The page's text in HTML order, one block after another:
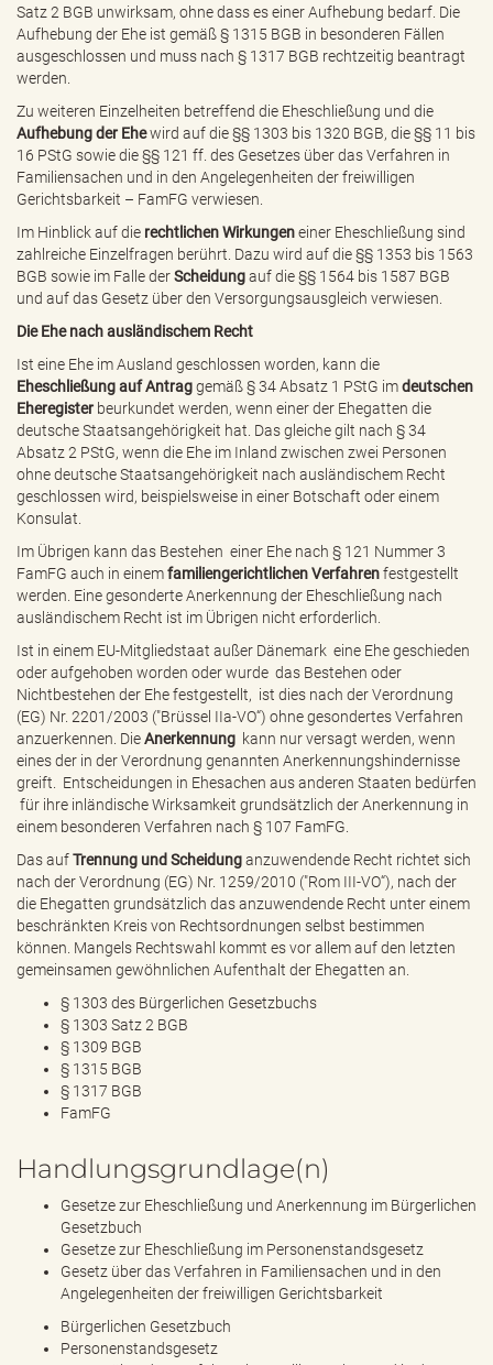
Satz 2 BGB unwirksam, ohne dass es einer Aufhebung bedarf. Die
Aufhebung der Ehe ist gemäß§ 1315 BGB in besonderen Fällen
ausgeschlossen und muss nach § 1317 BGB rechtzeitig beantragt
werden.
Zu weiteren Einzelheiten betreffend die Eheschließung und die
Aufhebung der Ehewird auf die §§ 1303 bis 1320 BGB, die §§ 11 bis
16 PStG sowie die §§ 121 ff. des Gesetzes über das Verfahren in
Familiensachen und in den Angelegenheiten der freiwilligen
Gerichtsbarkeit – FamFG verwiesen.
Im Hinblick auf die rechtlichen Wirkungeneiner Eheschließung sind
zahlreiche Einzelfragen berührt. Dazu wird auf die §§ 1353 bis 1563
BGB sowie im Falle derScheidungauf die §§ 1564 bis 1587 BGB
und auf das Gesetz über den Versorgungsausgleich verwiesen.
Die Ehe nach ausländischem Recht
Ist eine Ehe im Ausland geschlossen worden, kann die
Eheschließung auf Antraggemäß § 34 Absatz 1 PStG imdeutschen
Eheregister beurkundet werden, wenn einer der Ehegatten die
deutsche Staatsangehörigkeit hat. Das gleiche gilt nach § 34
Absatz 2 PStG, wenn die Ehe im Inland zwischen zwei Personen
ohne deutsche Staatsangehörigkeit nach ausländischem Recht
geschlossen wird, beispielsweise in einer Botschaft oder einem
Konsulat.
Im Übrigen kann das Bestehen einer Ehe nach § 121 Nummer 3
FamFG auch in einemfamiliengerichtlichen Verfahrenfestgestellt
werden. Eine gesonderte Anerkennung der Eheschließung nach
ausländischem Recht ist im Übrigen nicht erforderlich.
Ist in einem EU-Mitgliedstaat außer Dänemark eine Ehe geschieden
oder aufgehoben worden oder wurde das Bestehen oder
Nichtbestehen der Ehe festgestellt, ist dies nach der Verordnung
(EG) Nr. 2201/2003 ("Brüssel IIa-VO“) ohne gesondertes Verfahren
anzuerkennen. DieAnerkennung kann nur versagt werden, wenn
eines der in der Verordnung genannten Anerkennungshindernisse
greift. Entscheidungen in Ehesachen aus anderen Staaten bedürfen
für ihre inländische Wirksamkeit grundsätzlich der Anerkennung in
einem besonderen Verfahren nach § 107 FamFG.
Das aufTrennung und Scheidunganzuwendende Recht richtet sich
nach der Verordnung (EG) Nr. 1259/2010 ("Rom III-VO“), nach der
die Ehegatten grundsätzlich das anzuwendende Recht unter einem
beschränkten Kreis von Rechtsordnungen selbst bestimmen
können. Mangels Rechtswahl kommt es vor allem auf den letzten
gemeinsamen gewöhnlichen Aufenthalt der Ehegatten an.
§ 1303 des Bürgerlichen Gesetzbuchs
§ 1303 Satz 2 BGB
§ 1309 BGB
§ 1315 BGB
§ 1317 BGB
FamFG
Handlungsgrundlage(n)
Gesetze zur Eheschließung und Anerkennung im Bürgerlichen
Gesetzbuch
Gesetze zur Eheschließung im Personenstandsgesetz
Gesetz über das Verfahren in Familiensachen und in den
Angelegenheiten der freiwilligen Gerichtsbarkeit
Bürgerlichen Gesetzbuch
Personenstandsgesetz